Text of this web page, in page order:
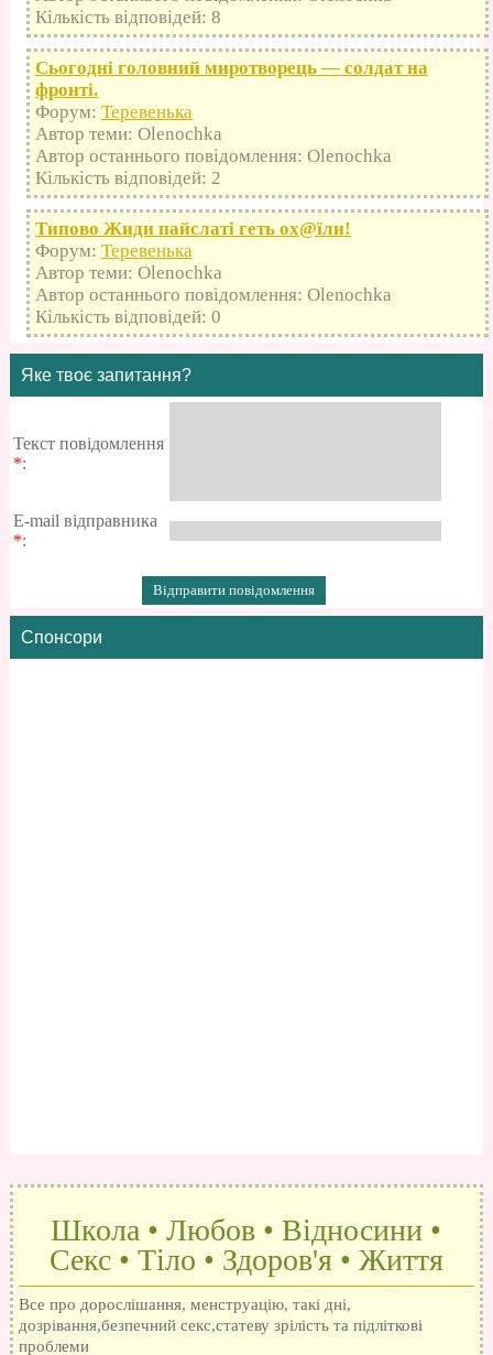
Кількість відповідей: 8
Сьогодні головний миротворець — солдат на
фронті.
Форум: Теревенька
Автор теми: Olenochka
Автор останнього повідомлення: Olenochka
Кількість відповідей: 2
Типово Жиди пайслаті геть оx@їли!
Форум: Теревенька
Автор теми: Olenochka
Автор останнього повідомлення: Olenochka
Кількість відповідей: 0
Яке твоє запитання?
Текст повідомлення
*:
E-mail відправника
*:
Спонсори
Школа • Любов • Відносини •
Секс • Тіло • Здоров'я • Життя
Все про дорослішання, менструацію, такі дні,
дозрівання,безпечний секс,статеву зрілість та підліткові
проблеми